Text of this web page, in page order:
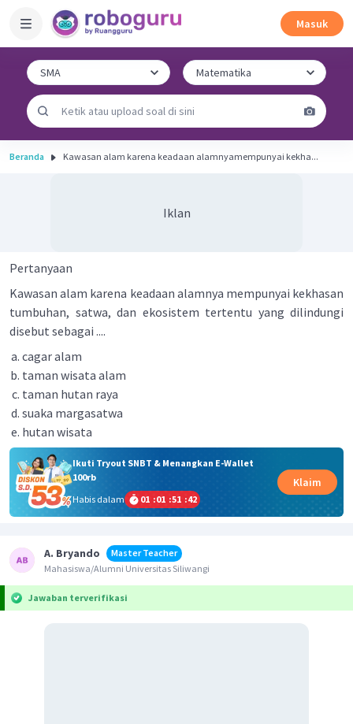
Masuk
Beranda Kawasan alam karena keadaan alamnyamempunyai kekha...
Iklan
Pertanyaan
Kawasan alam karena keadaan alamnya mempunyai kekhasan
tumbuhan, satwa, dan ekosistem tertentu yang dilindungi
disebut sebagai ....
cagar alam
taman wisata alam
taman hutan raya
suaka margasatwa
hutan wisata
Ikuti Tryout SNBT & Menangkan E-Wallet
100rb
Habis dalam
01 :01 :51 :42
Klaim
A. Bryando
Master Teacher
Mahasiswa/Alumni Universitas Siliwangi
Jawaban terverifikasi